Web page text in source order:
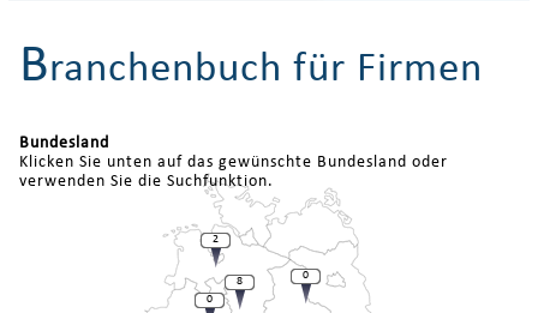
Branchenbuch für Firmen
Bundesland
Klicken Sie unten auf das gewünschte Bundesland oder
verwenden Sie die Suchfunktion.
0
8
2
0